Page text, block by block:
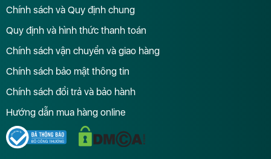
Chính sách và Quy định chung
Quy định và hình thức thanh toán
Chính sách vận chuyển và giao hàng
Chính sách bảo mật thông tin
Chính sách đổi trả và bảo hành
Hướng dẫn mua hàng online